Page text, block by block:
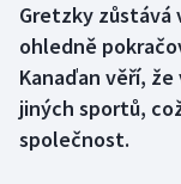
Curling
Dostihy
Gretzky zůstává
ohledně
Kanaďan věří,
jiných sportů,
společnost.